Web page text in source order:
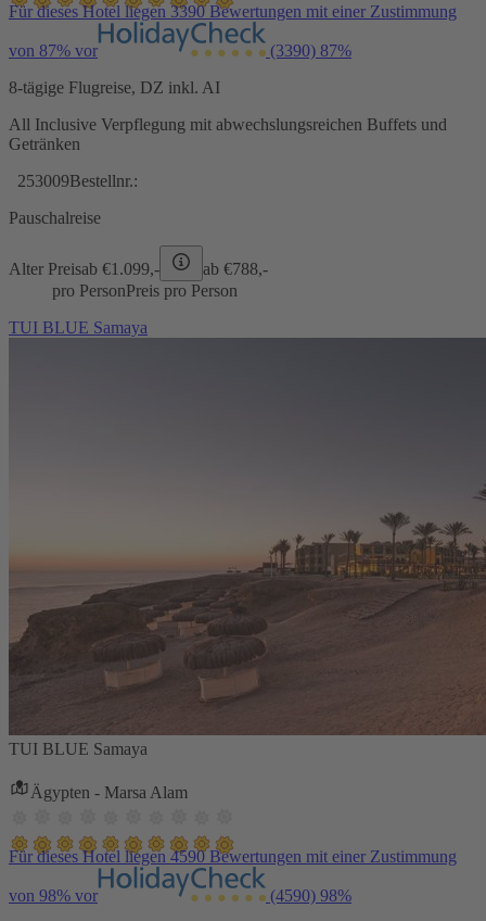
Für dieses Hotel liegen 3390 Bewertungen mit einer Zustimmung
von 87% vor (3390) 87%
8-tägige Flugreise, DZ inkl. AI
All Inclusive Verpflegung mit abwechslungsreichen Buffets und
Getränken
253009Bestellnr.:
Pauschalreise
Alter Preisab €1.099,- ab €788,-
pro PersonPreis pro Person
TUI BLUE Samaya
TUI BLUE Samaya
Ägypten - Marsa Alam
Für dieses Hotel liegen 4590 Bewertungen mit einer Zustimmung
von 98% vor (4590) 98%